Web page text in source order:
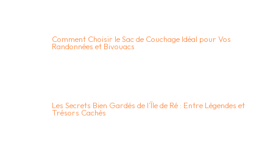
Comment Choisir le Sac de Couchage Idéal pour Vos
Randonnées et Bivouacs
Les Secrets Bien Gardés de l’Île de Ré : Entre Légendes et
Trésors Cachés